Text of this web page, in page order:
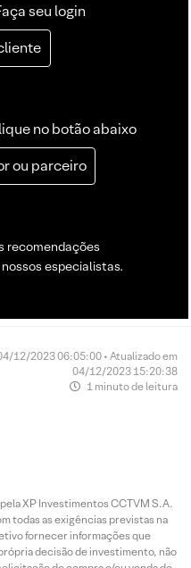
seu login
no botão abaixo
ou parceiro
recomendações
especialistas.
12/2023 06:05:00 • Atualizado em
04/12/2023 15:20:38
1 minuto de leitura
XP Investimentos CCTVM S.A.
todas as exigências previstas na
fornecer informações que
decisão de investimento, não